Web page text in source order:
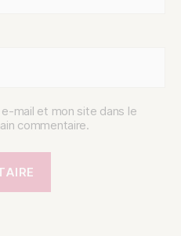
mail et mon site dans le
commentaire.